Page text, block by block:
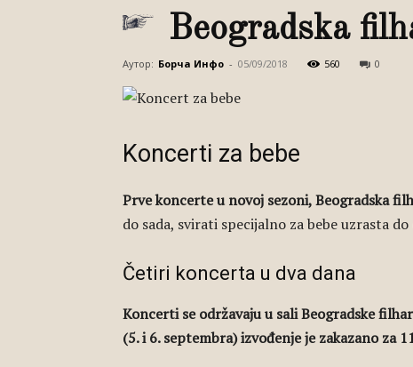
Beogradska
Аутор: Борча Инфо - 05/09/2018 560 0
Koncerti za bebe
Prve koncerte u novoj sezoni, Beogradska
do sada, svirati specijalno za bebe uzrasta do
Četiri koncerta u dva dana
Koncerti se održavaju u sali Beogradske
(5. i 6. septembra) izvođenje je zakazano za